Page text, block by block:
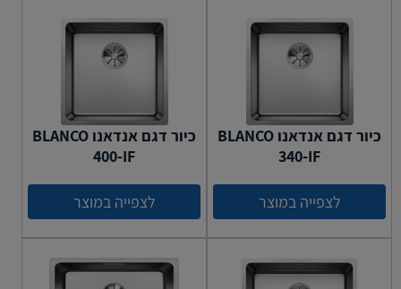
כיור דגם אנדאנו BLANCO
340-IF
לצפייה במוצר
כיור דגם אנדאנו BLANCO
400-IF
לצפייה במוצר